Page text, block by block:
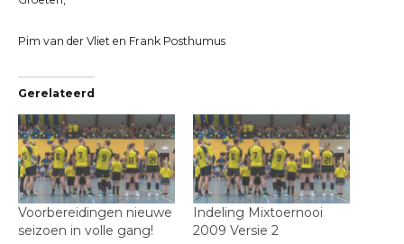
Pim van der Vliet en Frank Posthumus
Gerelateerd
Voorbereidingen nieuwe
seizoen in volle gang!
Indeling Mixtoernooi
2009 Versie 2